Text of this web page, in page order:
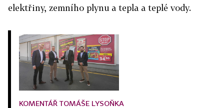
elektřiny, zemního plynu a tepla a teplé vody.
KOMENTÁŘ TOMÁŠE LYSOŇKA